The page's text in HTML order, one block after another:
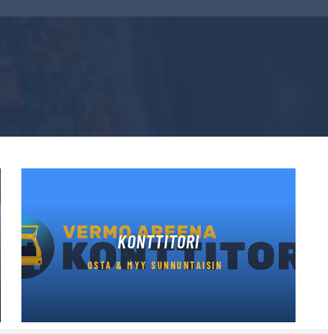
KONTTITORI
OSTA & MYY SUNNUNTAISIN